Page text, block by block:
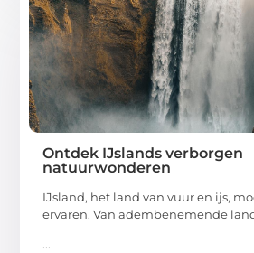
Ontdek IJslands verborgen
natuurwonderen
IJsland, het land van vuur en ijs,
ervaren. Van adembenemende
...